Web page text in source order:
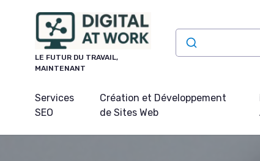
LE FUTUR DU TRAVAIL,
MAINTENANT
Services
SEO
Création et Développement
de Sites Web